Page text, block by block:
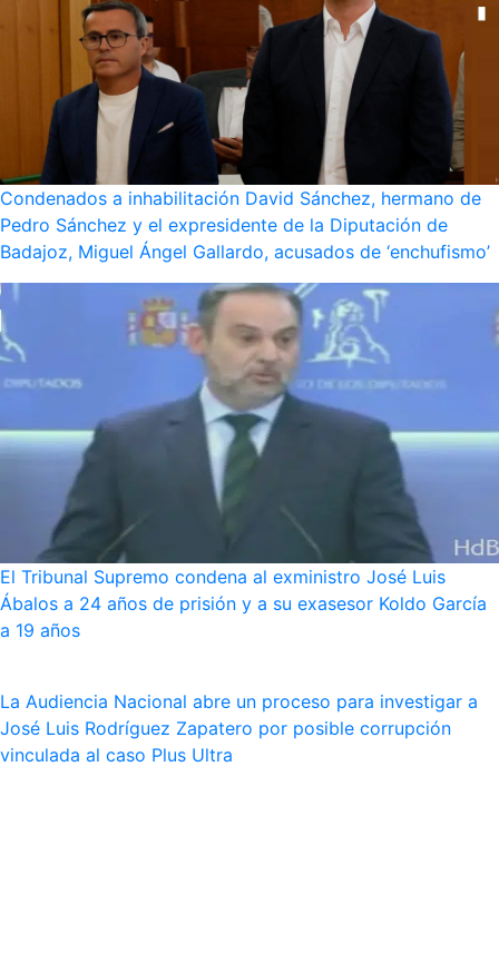
Condenados a inhabilitación David Sánchez, hermano de
Pedro Sánchez y el expresidente de la Diputación de
Badajoz, Miguel Ángel Gallardo, acusados de ‘enchufismo’
El Tribunal Supremo condena al exministro José Luis
Ábalos a 24 años de prisión y a su exasesor Koldo García
a 19 años
La Audiencia Nacional abre un proceso para investigar a
José Luis Rodríguez Zapatero por posible corrupción
vinculada al caso Plus Ultra